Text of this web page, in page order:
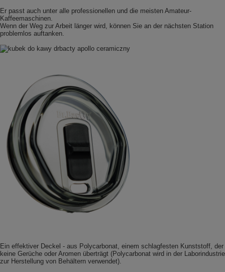
Er passt auch unter alle professionellen und die meisten Amateur-
Kaffeemaschinen.
Wenn der Weg zur Arbeit länger wird, können Sie an der nächsten Station
problemlos auftanken.
Ein effektiver Deckel - aus Polycarbonat, einem schlagfesten Kunststoff, der
keine Gerüche oder Aromen überträgt (Polycarbonat wird in der Laborindustrie
zur Herstellung von Behältern verwendet).